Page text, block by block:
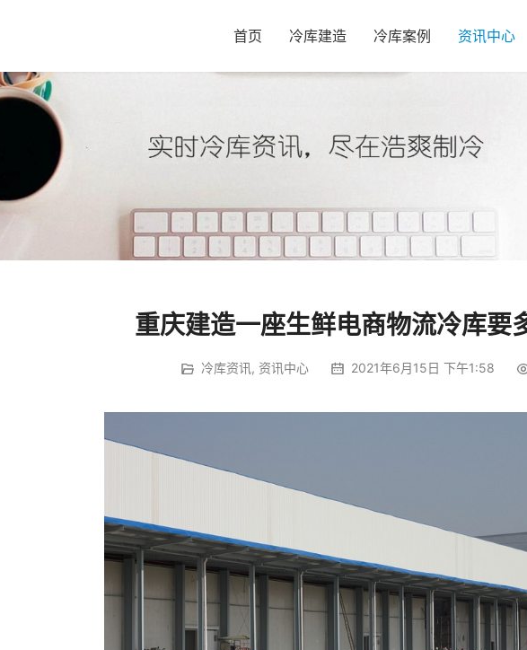
首页 冷库建造 冷库案例 资讯中心
重庆建造一座生鲜电商物流冷库要
冷库资讯, 资讯中心 2021年6月15日 下午1:58